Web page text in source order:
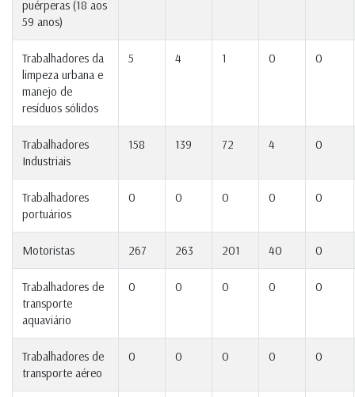
puérperas (18 aos
59 anos)
Trabalhadores da
limpeza urbana e
manejo de
resíduos sólidos
5 4 1 0 0
Trabalhadores
Industriais
158 139 72 4 0
Trabalhadores
portuários
0 0 0 0 0
Motoristas 267 263 201 40 0
Trabalhadores de
transporte
aquaviário
0 0 0 0 0
Trabalhadores de
transporte aéreo
0 0 0 0 0